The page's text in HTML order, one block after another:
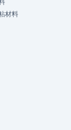
材料